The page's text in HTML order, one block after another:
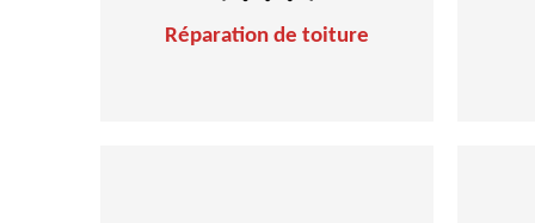
Réparation de toiture